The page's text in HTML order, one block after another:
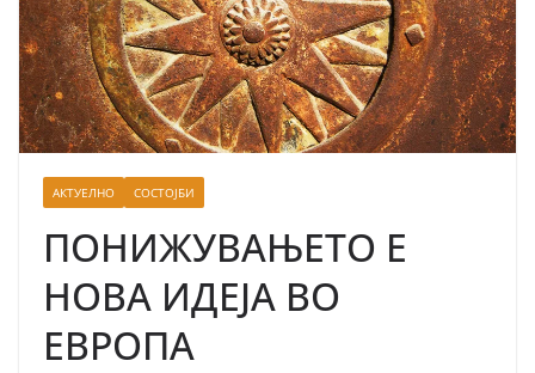
АКТУЕЛНО СОСТОЈБИ
ПОНИЖУВАЊЕТО Е
НОВА ИДЕЈА ВО
ЕВРОПА